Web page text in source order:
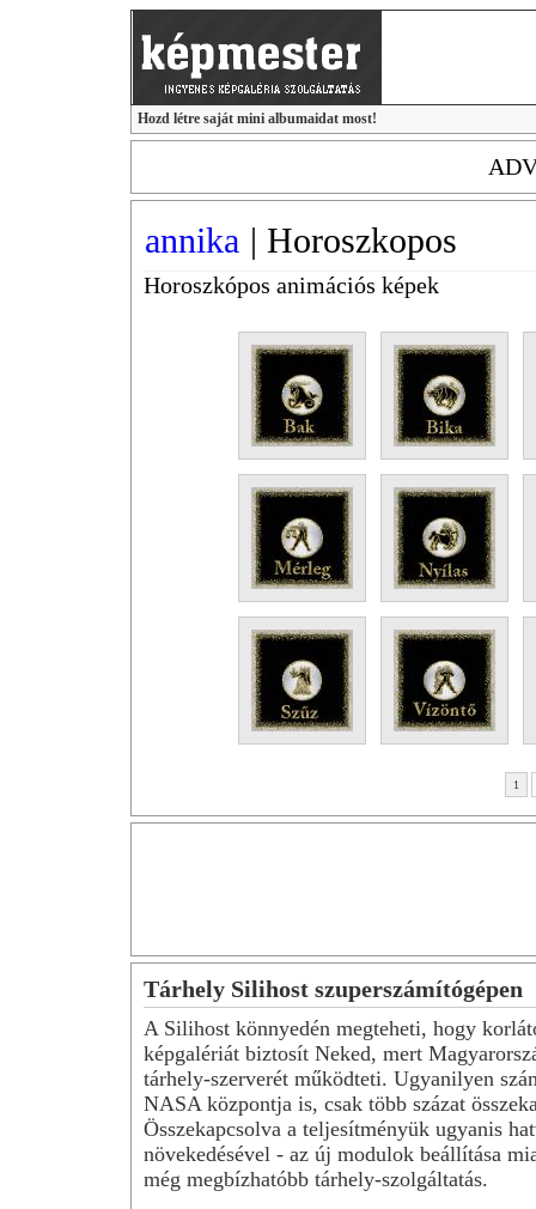
Hozd létre saját mini albumaidat most!
annika | Horoszkopos
Horoszkópos animációs képek
1
Tárhely Silihost szuperszámítógépen
A Silihost könnyedén megteheti, hogy
képgalériát biztosít Neked, mert
tárhely-szerverét működteti. Ugyanilyen
NASA központja is, csak több százat
Összekapcsolva a teljesítményük ugyanis
növekedésével - az új modulok beállítása
még megbízhatóbb tárhely-szolgáltatás.